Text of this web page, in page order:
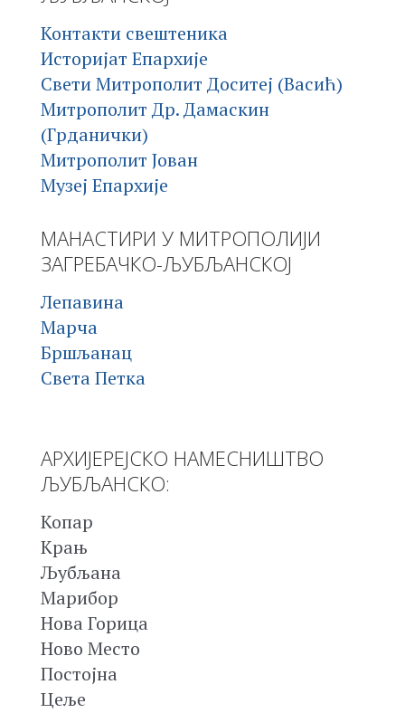
Контакти свештеника
Историјат Епархије
Свети Митрополит Доситеј (Васић)
Митрополит Др. Дамаскин
(Грданички)
Митрополит Јован
Музеј Епархије
МАНАСТИРИ У МИТРОПОЛИЈИ
ЗАГРЕБАЧКО-ЉУБЉАНСКОЈ
Лепавина
Марча
Бршљанац
Света Петка
АРХИЈЕРЕЈСКО НАМЕСНИШТВО
ЉУБЉАНСКО:
Копар
Крањ
Љубљана
Марибор
Нова Горица
Ново Место
Постојна
Цеље